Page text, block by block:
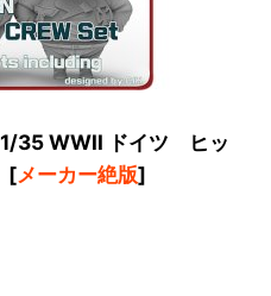
35 WWII ドイツ ヒッ
[メーカー絶版]